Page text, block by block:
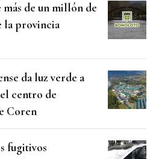
de un millón de
la provincia
da luz verde a
centro de
Coren
fugitivos